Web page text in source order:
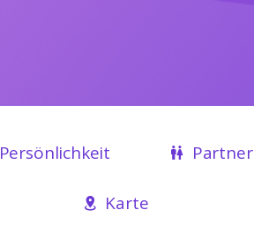
Persönlichkeit
Karte